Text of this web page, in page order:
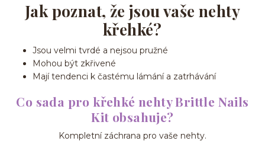
Jak poznat, že jsou vaše nehty
křehké?
Jsou velmi tvrdé a nejsou pružné
Mohou být zkřivené
Mají tendenci k častému lámání a zatrhávání
Co sada pro křehké nehty Brittle Nails
Kit obsahuje?
Kompletní záchrana pro vaše nehty.